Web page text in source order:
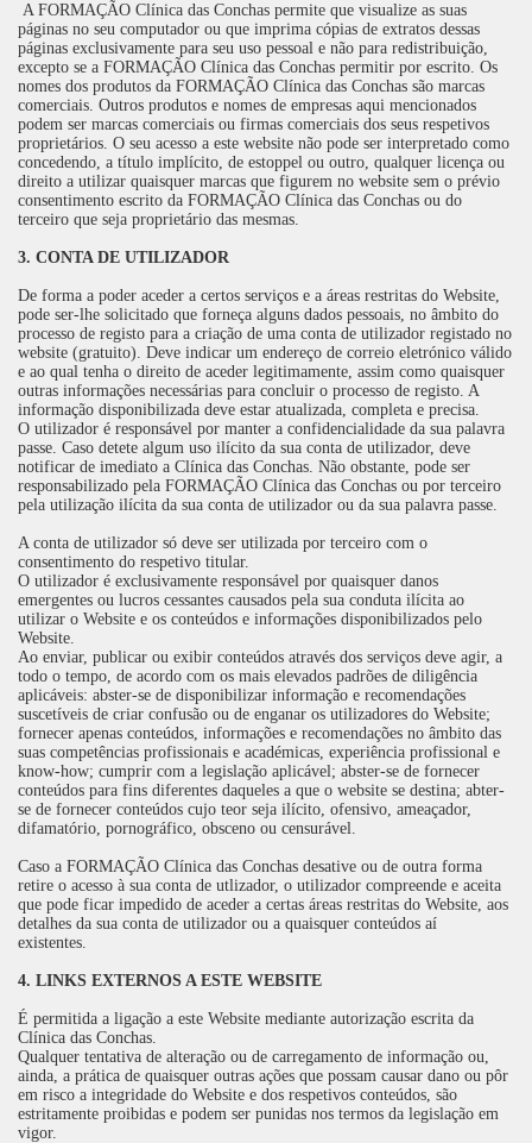
A FORMAÇÃO Clínica das Conchas permite que visualize as suas
páginas no seu computador ou que imprima cópias de extratos dessas
páginas exclusivamente para seu uso pessoal e não para redistribuição,
excepto se a FORMAÇÃO Clínica das Conchas permitir por escrito. Os
nomes dos produtos da FORMAÇÃO Clínica das Conchas são marcas
comerciais. Outros produtos e nomes de empresas aqui mencionados
podem ser marcas comerciais ou firmas comerciais dos seus respetivos
proprietários. O seu acesso a este website não pode ser interpretado como
concedendo, a título implícito, de estoppel ou outro, qualquer licença ou
direito a utilizar quaisquer marcas que figurem no website sem o prévio
consentimento escrito da FORMAÇÃO Clínica das Conchas ou do
terceiro que seja proprietário das mesmas.
3. CONTA DE UTILIZADOR
De forma a poder aceder a certos serviços e a áreas restritas do Website,
pode ser-lhe solicitado que forneça alguns dados pessoais, no âmbito do
processo de registo para a criação de uma conta de utilizador registado no
website (gratuito). Deve indicar um endereço de correio eletrónico válido
e ao qual tenha o direito de aceder legitimamente, assim como quaisquer
outras informações necessárias para concluir o processo de registo. A
informação disponibilizada deve estar atualizada, completa e precisa.
O utilizador é responsável por manter a confidencialidade da sua palavra
passe. Caso detete algum uso ilícito da sua conta de utilizador, deve
notificar de imediato a Clínica das Conchas. Não obstante, pode ser
responsabilizado pela FORMAÇÃO Clínica das Conchas ou por terceiro
pela utilização ilícita da sua conta de utilizador ou da sua palavra passe.
A conta de utilizador só deve ser utilizada por terceiro com o
consentimento do respetivo titular.
O utilizador é exclusivamente responsável por quaisquer danos
emergentes ou lucros cessantes causados pela sua conduta ilícita ao
utilizar o Website e os conteúdos e informações disponibilizados pelo
Website.
Ao enviar, publicar ou exibir conteúdos através dos serviços deve agir, a
todo o tempo, de acordo com os mais elevados padrões de diligência
aplicáveis: abster-se de disponibilizar informação e recomendações
suscetíveis de criar confusão ou de enganar os utilizadores do Website;
fornecer apenas conteúdos, informações e recomendações no âmbito das
suas competências profissionais e académicas, experiência profissional e
know-how; cumprir com a legislação aplicável; abster-se de fornecer
conteúdos para fins diferentes daqueles a que o website se destina; abter-
se de fornecer conteúdos cujo teor seja ilícito, ofensivo, ameaçador,
difamatório, pornográfico, obsceno ou censurável.
Caso a FORMAÇÃO Clínica das Conchas desative ou de outra forma
retire o acesso à sua conta de utlizador, o utilizador compreende e aceita
que pode ficar impedido de aceder a certas áreas restritas do Website, aos
detalhes da sua conta de utilizador ou a quaisquer conteúdos aí
existentes.
4. LINKS EXTERNOS A ESTE WEBSITE
É permitida a ligação a este Website mediante autorização escrita da
Clínica das Conchas.
Qualquer tentativa de alteração ou de carregamento de informação ou,
ainda, a prática de quaisquer outras ações que possam causar dano ou pôr
em risco a integridade do Website e dos respetivos conteúdos, são
estritamente proibidas e podem ser punidas nos termos da legislação em
vigor.